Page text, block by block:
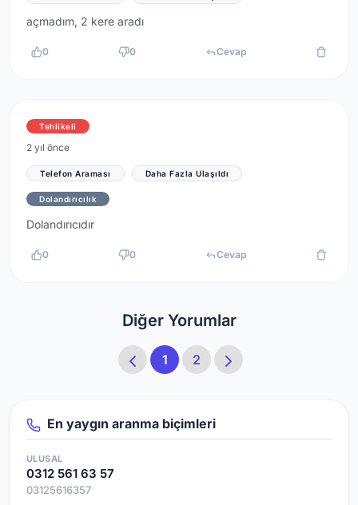
açmadım, 2 kere aradı
0 0 Cevap
Tehlikeli
2 yıl önce
Telefon Araması Daha Fazla Ulaşıldı
Dolandırıcılık
Dolandırıcıdır
0 0 Cevap
Diğer Yorumlar
1 2
En yaygın aranma biçimleri
ULUSAL
0312 561 63 57
03125616357